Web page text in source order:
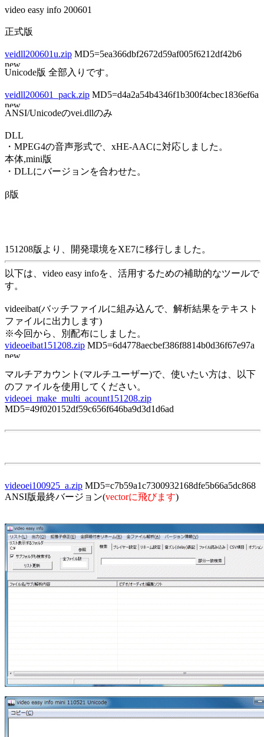
video easy info 200601
正式版
veidll200601u.zip MD5=5ea366dbf2672d59af005f6212df42b6
Unicode版 全部入りです。
veidll200601_pack.zip MD5=d4a2a54b4346f1b300f4cbec1836ef6a
ANSI/Unicodeのvei.dllのみ
DLL
・MPEG4の音声形式で、xHE-AACに対応しました。
本体,mini版
・DLLにバージョンを合わせた。
β版
151208版より、開発環境をXE7に移行しました。
以下は、video easy infoを、活用するための補助的なツールで
す。
videeibat(バッチファイルに組み込んで、解析結果をテキスト
ファイルに出力します)
※今回から、別配布にしました。
videoeibat151208.zip MD5=6d4778aecbef386f8814b0d36f67e97a
マルチアカウント(マルチユーザー)で、使いたい方は、以下
のファイルを使用してください。
videoei_make_multi_acount151208.zip
MD5=49f020152df59c656f646ba9d3d1d6ad
videoei100925_a.zip MD5=c7b59a1c7300932168dfe5b66a5dc868
ANSI版最終バージョン(vectorに飛びます)